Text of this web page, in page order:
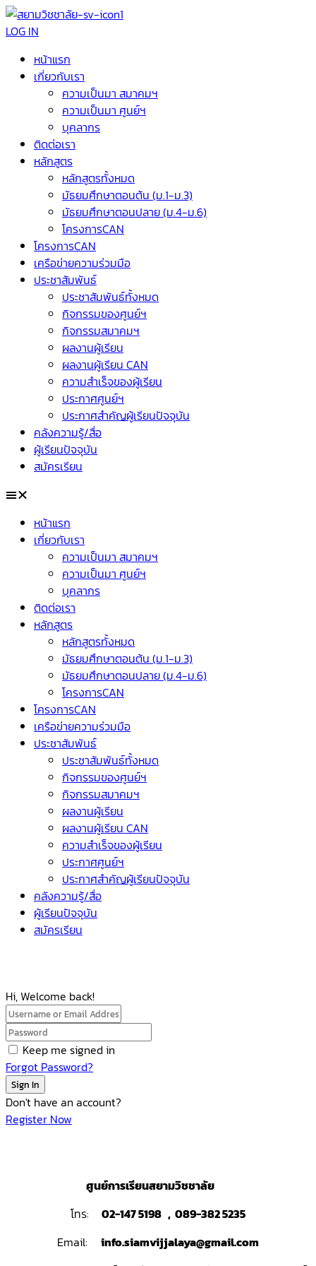
LOG IN
หน้าแรก
เกี่ยวกับเรา
ความเป็นมา สมาคมฯ
ความเป็นมา ศูนย์ฯ
บุคลากร
ติดต่อเรา
หลักสูตร
หลักสูตรทั้งหมด
มัธยมศึกษาตอนต้น (ม.1-ม.3)
มัธยมศึกษาตอนปลาย (ม.4-ม.6)
โครงการCAN
โครงการCAN
เครือข่ายความร่วมมือ
ประชาสัมพันธ์
ประชาสัมพันธ์ทั้งหมด
กิจกรรมของศูนย์ฯ
กิจกรรมสมาคมฯ
ผลงานผู้เรียน
ผลงานผู้เรียน CAN
ความสำเร็จของผู้เรียน
ประกาศศูนย์ฯ
ประกาศสำคัญผู้เรียนปัจจุบัน
คลังความรู้/สื่อ
ผู้เรียนปัจจุบัน
สมัครเรียน
หน้าแรก
เกี่ยวกับเรา
ความเป็นมา สมาคมฯ
ความเป็นมา ศูนย์ฯ
บุคลากร
ติดต่อเรา
หลักสูตร
หลักสูตรทั้งหมด
มัธยมศึกษาตอนต้น (ม.1-ม.3)
มัธยมศึกษาตอนปลาย (ม.4-ม.6)
โครงการCAN
โครงการCAN
เครือข่ายความร่วมมือ
ประชาสัมพันธ์
ประชาสัมพันธ์ทั้งหมด
กิจกรรมของศูนย์ฯ
กิจกรรมสมาคมฯ
ผลงานผู้เรียน
ผลงานผู้เรียน CAN
ความสำเร็จของผู้เรียน
ประกาศศูนย์ฯ
ประกาศสำคัญผู้เรียนปัจจุบัน
คลังความรู้/สื่อ
ผู้เรียนปัจจุบัน
สมัครเรียน
Hi, Welcome back!
Keep me signed in
Forgot Password?
Sign In
Don't have an account?
Register Now
ศูนย์การเรียนสยามวิชชาลัย
โทร:
02-147 5198 , 089-382 5235
Email:
info.siamvijjalaya@gmail.com